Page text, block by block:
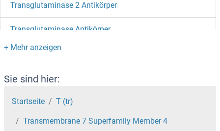
Transglutaminase 2 Antikörper
Transglutaminase Antikörper
Transgelin 3 Antikörper
Transgelin Antikörper
Transforming Growth Factor, beta 2 Antikörper
Transferrin Receptor 2 Antikörper
Sie sind hier:
Startseite T (tr)
Transmembrane 7 Superfamily Member 4